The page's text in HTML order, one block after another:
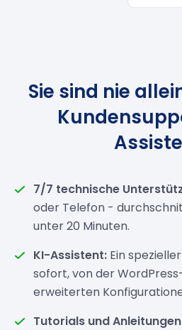
Sie sind nie
7/7 technische
oder Telefon -
unter 20 Minuten.
KI-Assistent: Ein
sofort, von der
erweiterten
Tutorials und